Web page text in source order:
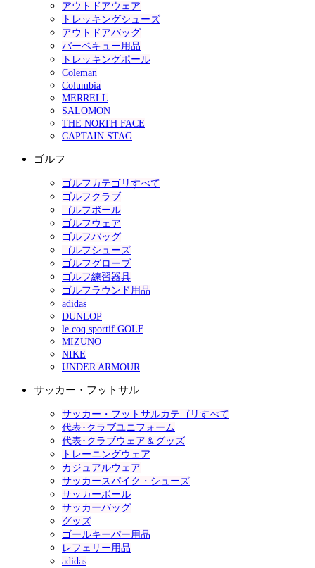
アウトドアウェア
トレッキングシューズ
アウトドアバッグ
バーベキュー用品
トレッキングポール
Coleman
Columbia
MERRELL
SALOMON
THE NORTH FACE
CAPTAIN STAG
ゴルフ
ゴルフカテゴリすべて
ゴルフクラブ
ゴルフボール
ゴルフウェア
ゴルフバッグ
ゴルフシューズ
ゴルフグローブ
ゴルフ練習器具
ゴルフラウンド用品
adidas
DUNLOP
le coq sportif GOLF
MIZUNO
NIKE
UNDER ARMOUR
サッカー・フットサル
サッカー・フットサルカテゴリすべて
代表･クラブユニフォーム
代表･クラブウェア＆グッズ
トレーニングウェア
カジュアルウェア
サッカースパイク・シューズ
サッカーボール
サッカーバッグ
グッズ
ゴールキーパー用品
レフェリー用品
adidas